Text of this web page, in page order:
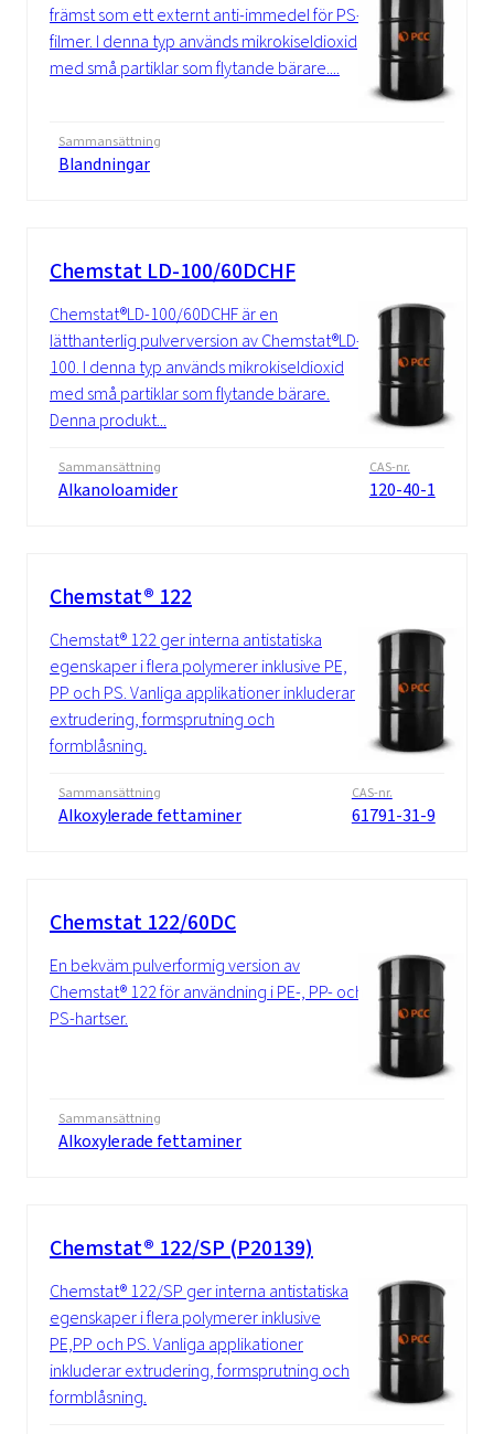
främst som ett externt anti-immedel för PS-
filmer. I denna typ används mikrokiseldioxid
med små partiklar som flytande bärare....
Sammansättning
Blandningar
Chemstat LD-100/60DCHF
Chemstat®LD-100/60DCHF är en
lätthanterlig pulverversion av Chemstat®LD-
100. I denna typ används mikrokiseldioxid
med små partiklar som flytande bärare.
Denna produkt...
Sammansättning
Alkanoloamider
CAS-nr.
120-40-1
Chemstat® 122
Chemstat® 122 ger interna antistatiska
egenskaper i flera polymerer inklusive PE,
PP och PS. Vanliga applikationer inkluderar
extrudering, formsprutning och
formblåsning.
Sammansättning
Alkoxylerade fettaminer
CAS-nr.
61791-31-9
Chemstat 122/60DC
En bekväm pulverformig version av
Chemstat® 122 för användning i PE-, PP- och
PS-hartser.
Sammansättning
Alkoxylerade fettaminer
Chemstat® 122/SP (P20139)
Chemstat® 122/SP ger interna antistatiska
egenskaper i flera polymerer inklusive
PE,PP och PS. Vanliga applikationer
inkluderar extrudering, formsprutning och
formblåsning.